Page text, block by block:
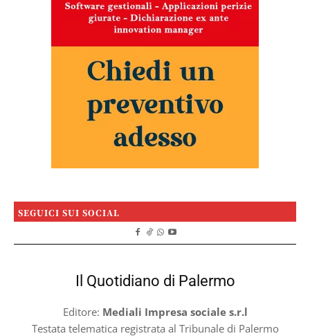
SEGUICI SUI SOCIAL
Il Quotidiano di Palermo
Editore: Mediali Impresa sociale s.r.l
Testata telematica registrata al Tribunale di Palermo